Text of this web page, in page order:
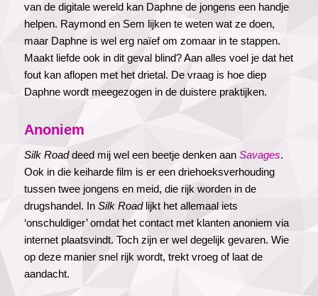
van de digitale wereld kan Daphne de jongens een handje
helpen. Raymond en Sem lijken te weten wat ze doen,
maar Daphne is wel erg naïef om zomaar in te stappen.
Maakt liefde ook in dit geval blind? Aan alles voel je dat het
fout kan aflopen met het drietal. De vraag is hoe diep
Daphne wordt meegezogen in de duistere praktijken.
Anoniem
Silk Roaddeed mij wel een beetje denken aan Savages.
Ook in die keiharde film is er een driehoeksverhouding
tussen twee jongens en meid, die rijk worden in de
drugshandel. In Silk Roadlijkt het allemaal iets
‘onschuldiger’ omdat het contact met klanten anoniem via
internet plaatsvindt. Toch zijn er wel degelijk gevaren. Wie
op deze manier snel rijk wordt, trekt vroeg of laat de
aandacht.